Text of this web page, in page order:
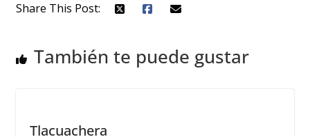
Share This Post:
También te puede gustar
Tlacuachera